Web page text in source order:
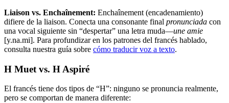
Liaison vs. Enchaînement: Enchaînement (encadenamiento)
difiere de la liaison. Conecta una consonante final pronunciada con
una vocal siguiente sin “despertar” una letra muda—une amie
[y.na.mi]. Para profundizar en los patrones del francés hablado,
consulta nuestra guía sobre cómo traducir voz a texto.
H Muet vs. H Aspiré
El francés tiene dos tipos de “H”: ninguno se pronuncia realmente,
pero se comportan de manera diferente: